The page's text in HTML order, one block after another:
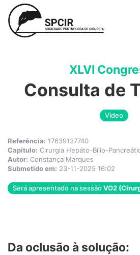
XLVI
Consulta de
Vídeo
Referência: 17639137740
Capítulo: Cirurgia Hepáto-Bilio-
Autor: Constança Marques
Submetido em: 23-11-2025 16:02
Será apresentado na sessãoVO2
Da oclusão à solução: